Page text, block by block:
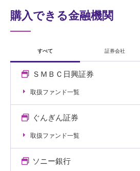
購入できる金融機関
すべて 証券会社
ＳＭＢＣ日興証券
取扱ファンド一覧
ぐんぎん証券
取扱ファンド一覧
ソニー銀行